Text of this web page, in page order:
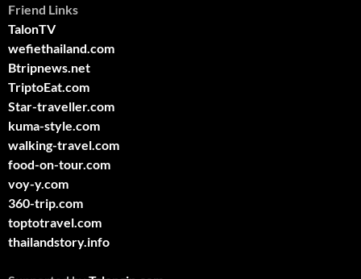
Friend Links
TalonTV
wefiethailand.com
Btripnews.net
TriptoEat.com
Star-traveller.com
kuma-style.com
walking-travel.com
food-on-tour.com
voy-y.com
360-trip.com
toptotravel.com
thailandstory.info